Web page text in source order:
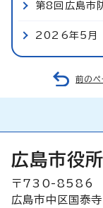
第8回広島市
2026年5月
前のペ
広島市役所
〒730-8586
広島市中区国泰